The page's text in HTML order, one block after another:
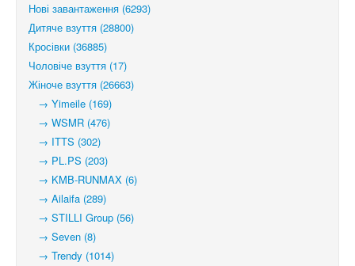
Нові завантаження (6293)
Дитяче взуття (28800)
Кросівки (36885)
Чоловіче взуття (17)
Жіноче взуття (26663)
→ Yimeile (169)
→ WSMR (476)
→ ITTS (302)
→ PL.PS (203)
→ KMB-RUNMAX (6)
→ Ailaifa (289)
→ STILLI Group (56)
→ Seven (8)
→ Trendy (1014)